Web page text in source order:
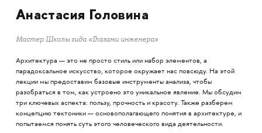
Анастасия Головина
Мастер Школы гида «Глазами инженера»
Архитектура — это не просто стиль или набор элементов, а
парадоксальное искусство, которое окружает нас повсюду. На этой
лекции мы предоставим базовые инструменты анализа, чтобы
разобраться в том, как устроено это уникальное явление. Мы обсудим
три ключевых аспекта: пользу, прочность и красоту. Также разберем
концепцию тектоники — основополагающего понятия в архитектуре, и
попытаемся понять суть этого человеческого вида деятельности.